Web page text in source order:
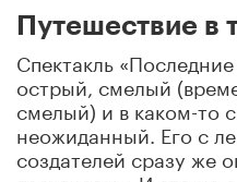
Путешествие в
Спектакль
острый, смелый
смелый) и в каком-то
неожиданный. Его с
создателей сразу же